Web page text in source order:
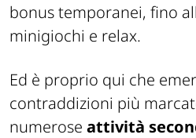
bonus temporanei, fino
minigiochi e relax.
Ed è proprio qui che
contraddizioni più
numerose attività